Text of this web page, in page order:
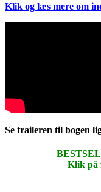
Klik og læs mere om
Se traileren til bogen
Klik på